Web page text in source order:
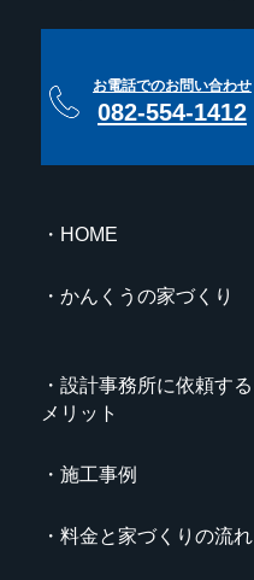
お電話でのお問い合わせ
082-554-1412
HOME
かんくうの家づくり
設計事務所に依頼する
メリット
施工事例
料金と家づくりの流れ